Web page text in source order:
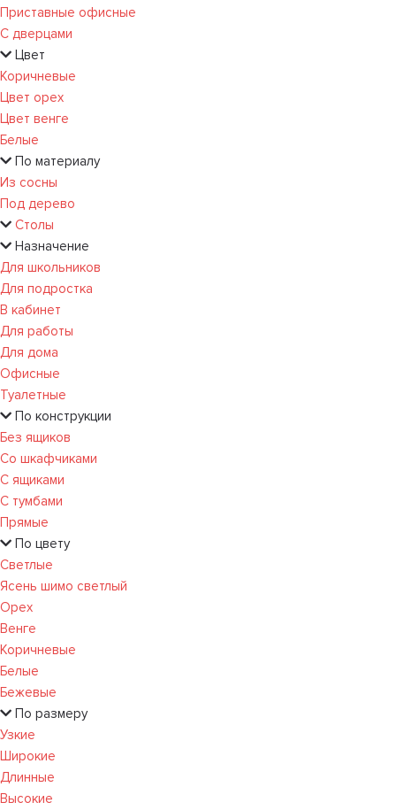
Приставные офисные
С дверцами
Цвет
Коричневые
Цвет орех
Цвет венге
Белые
По материалу
Из сосны
Под дерево
Столы
Назначение
Для школьников
Для подростка
В кабинет
Для работы
Для дома
Офисные
Туалетные
По конструкции
Без ящиков
Со шкафчиками
С ящиками
С тумбами
Прямые
По цвету
Светлые
Ясень шимо светлый
Орех
Венге
Коричневые
Белые
Бежевые
По размеру
Узкие
Широкие
Длинные
Высокие